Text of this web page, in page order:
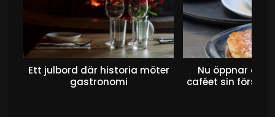
Ett julbord där historia möter
gastronomi
Nu öppnar det
caféet sin första